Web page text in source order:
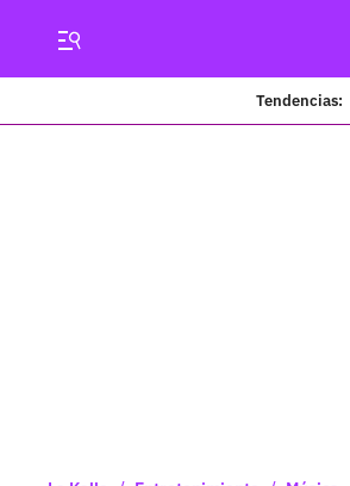
Tendencias: